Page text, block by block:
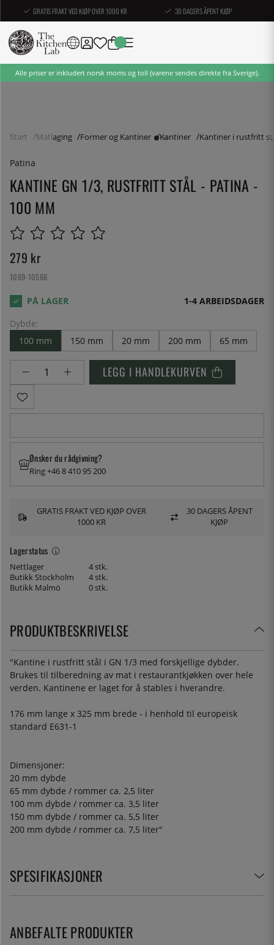
GRATIS FRAKT VED KJØP OVER 1000 KR 30 DAGERS ÅPENT KJØP
Alle priser er inkludert norsk moms og toll (varene sendes direkte fra Sverige).
Start Matlaging Former og Kantiner Kantiner Kantiner i rustfritt
Patina
KANTINE GN 1/3, RUSTFRITT STÅL - PATINA -
100 MM
279 kr
1069-10566
1-4 ARBEIDSDAGER
Dybde:
100 mm
150 mm 20 mm 200 mm 65 mm
LEGG I HANDLEKURVEN
Lagerstatus
Nettlager
4 stk.
Butikk Stockholm
4 stk.
Butikk Malmö
0 stk.
Ønsker du rådgivning?
Ring +46 8 410 95 200
GRATIS FRAKT VED KJØP OVER
1000 KR
30 DAGERS ÅPENT
KJØP
PRODUKTBESKRIVELSE
"Kantine i rustfritt stål i GN 1/3 med forskjellige dybder.
Brukes til tilberedning av mat i restaurantkjøkken over hele
verden. Kantinene er laget for å stables i hverandre.
176 mm lange x 325 mm brede - i henhold til europeisk
standard E631-1
Dimensjoner:
20 mm dybde
65 mm dybde / rommer ca. 2,5 liter
100 mm dybde / rommer ca. 3,5 liter
150 mm dybde / rommer ca. 5,5 liter
200 mm dybde / rommer ca. 7,5 liter"
SPESIFIKASJONER
ANBEFALTE PRODUKTER